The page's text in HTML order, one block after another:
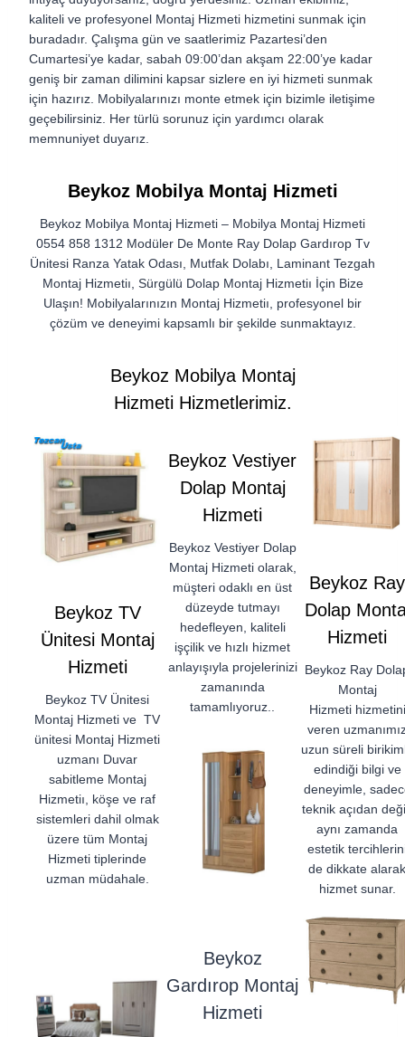
kaliteli ve profesyonel Montaj Hizmeti hizmetini sunmak için
buradadır. Çalışma gün ve saatlerimiz Pazartesi’den
Cumartesi’ye kadar, sabah 09:00’dan akşam 22:00’ye kadar
geniş bir zaman dilimini kapsar sizlere en iyi hizmeti sunmak
için hazırız. Mobilyalarınızı monte etmek için bizimle iletişime
geçebilirsiniz. Her türlü sorunuz için yardımcı olarak
memnuniyet duyarız.
Beykoz Mobilya Montaj Hizmeti
Beykoz Mobilya Montaj Hizmeti – Mobilya Montaj Hizmeti
0554 858 1312 Modüler De Monte Ray Dolap Gardırop Tv
Ünitesi Ranza Yatak Odası, Mutfak Dolabı, Laminant Tezgah
Montaj Hizmetiı, Sürgülü Dolap Montaj Hizmetiı İçin Bize
Ulaşın! Mobilyalarınızın Montaj Hizmetiı, profesyonel bir
çözüm ve deneyimi kapsamlı bir şekilde sunmaktayız.
Beykoz Mobilya Montaj
Hizmeti Hizmetlerimiz.
Beykoz TV
Ünitesi Montaj
Hizmeti
Beykoz TV Ünitesi
Montaj Hizmeti ve TV
ünitesi Montaj Hizmeti
uzmanı Duvar
sabitleme Montaj
Hizmetiı, köşe ve raf
sistemleri dahil olmak
üzere tüm Montaj
Hizmeti tiplerinde
uzman müdahale.
Beykoz Vestiyer
Dolap Montaj
Hizmeti
Beykoz Vestiyer Dolap
Montaj Hizmeti olarak,
müşteri odaklı en üst
düzeyde tutmayı
hedefleyen, kaliteli
işçilik ve hızlı hizmet
anlayışıyla projelerinizi
zamanında
tamamlıyoruz..
Beykoz Ray
Dolap
Hizmeti
Beykoz Ray
Montaj
Hizmeti hizmetini
veren
uzun süreli
edindiği bilgi ve
deneyimle,
teknik açıdan
aynı zamanda
estetik
de dikkate alarak
hizmet sunar.
Beykoz
Gardırop Montaj
Hizmeti